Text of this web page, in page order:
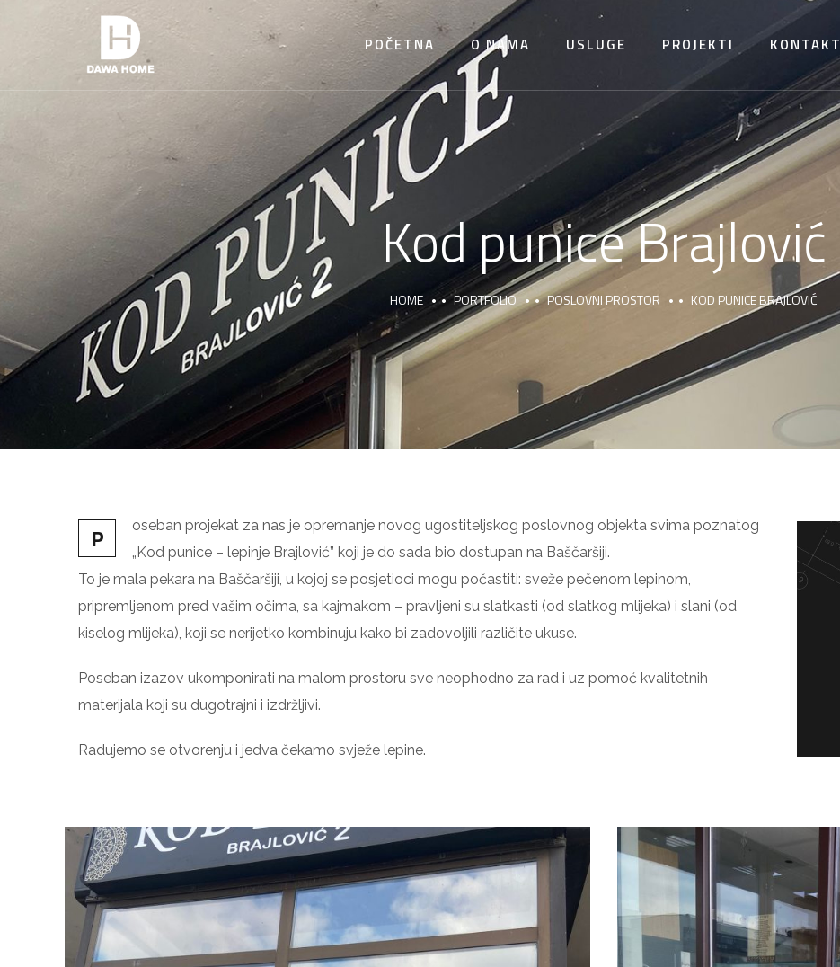
POČETNA O NAMA USLUGE PROJEKTI KONTAKT
Kod punice Brajlović
HOME PORTFOLIO POSLOVNI PROSTOR KOD PUNICE BRAJLOVIĆ
P
oseban projekat za nas je opremanje novog ugostiteljskog poslovnog objekta svima poznatog
„Kod punice – lepinje Brajlović” koji je do sada bio dostupan na Baščaršiji.
To je mala pekara na Baščaršiji, u kojoj se posjetioci mogu počastiti: sveže pečenom lepinom,
pripremljenom pred vašim očima, sa kajmakom – pravljeni su slatkasti (od slatkog mlijeka) i slani (od
kiselog mlijeka), koji se nerijetko kombinuju kako bi zadovoljili različite ukuse.
Poseban izazov ukomponirati na malom prostoru sve neophodno za rad i uz pomoć kvalitetnih
materijala koji su dugotrajni i izdržljivi.
Radujemo se otvorenju i jedva čekamo svježe lepine.